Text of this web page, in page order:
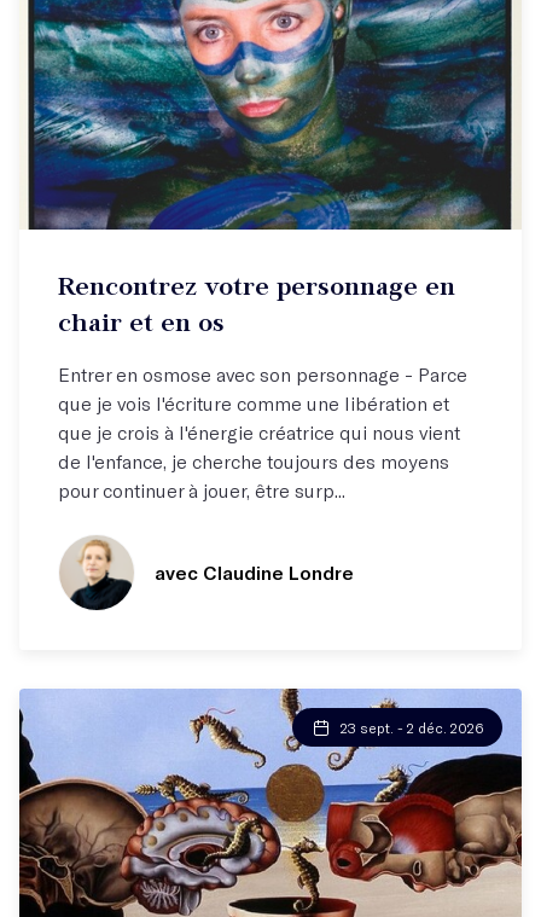
Rencontrez votre personnage !
Rencontrez votre personnage en
chair et en os
Entrer en osmose avec son personnage - Parce
que je vois l'écriture comme une libération et
que je crois à l'énergie créatrice qui nous vient
de l'enfance, je cherche toujours des moyens
pour continuer à jouer, être surp...
avec Claudine Londre
23 sept. - 2 déc. 2026